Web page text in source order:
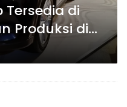
Tersedia di
Produksi di